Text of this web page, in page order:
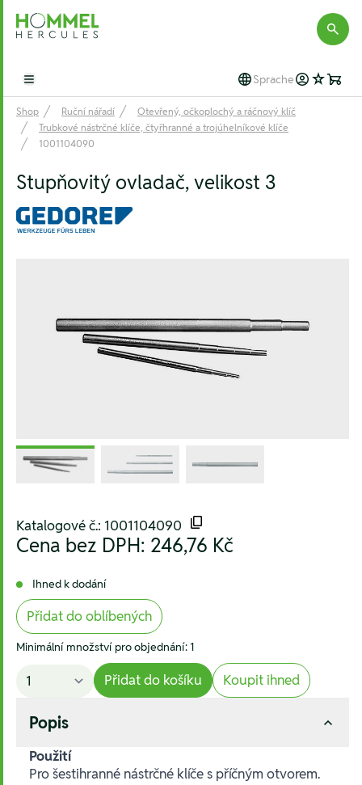
Hommel Hercules
Open main menu Sprache
Shop Ruční nářadí
Otevřený, očkoplochý a ráčnový klíč
Trubkové nástrčné klíče, čtyřhranné a trojúhelníkové klíče
1001104090
Stupňovitý ovladač, velikost 3
Katalogové č.: 1001104090
Cena bez DPH: 246,76 Kč
Ihned k dodání
Přidat do oblíbených
Minimální množství pro objednání: 1
Přidat do košíku Koupit ihned
Popis
Použití
Pro šestihranné nástrčné klíče s příčným otvorem.